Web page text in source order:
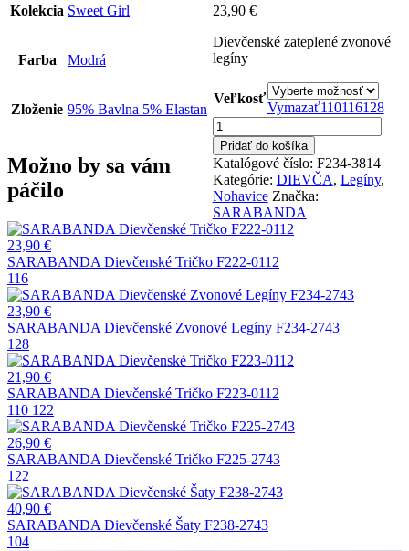
23,90 €
Dievčenské zateplené zvonové
legíny
Veľkosť
Vymazať110116128
množstvo
SARABANDA
Dievčenské
Zvonové
Legíny
F234-
3814
Pridať do košíka
Katalógové číslo: F234-3814
Kategórie: DIEVČA, Legíny,
Nohavice Značka:
SARABANDA
Kolekcia Sweet Girl
Farba Modrá
Zloženie 95% Bavlna 5% Elastan
Možno by sa vám
páčilo
23,90 €
SARABANDA Dievčenské Tričko F222-0112
116
23,90 €
SARABANDA Dievčenské Zvonové Legíny F234-2743
128
21,90 €
SARABANDA Dievčenské Tričko F223-0112
110 122
26,90 €
SARABANDA Dievčenské Tričko F225-2743
122
40,90 €
SARABANDA Dievčenské Šaty F238-2743
104